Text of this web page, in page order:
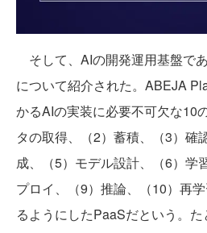
そして、AIの開発運用基盤で
について紹介された。ABEJA
かるAIの実装に必要不可欠な10
タの取得、（2）蓄積、（3）確
成、（5）モデル設計、（6）学
プロイ、（9）推論、（10）再
るようにしたPaaSだという。